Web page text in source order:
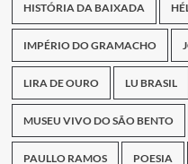
HISTÓRIA DA BAIXADA
IMPÉRIO DO GRAMACHO
LIRA DE OURO LU BRASIL
MUSEU VIVO DO SÃO BENTO
PAULLO RAMOS POESIA